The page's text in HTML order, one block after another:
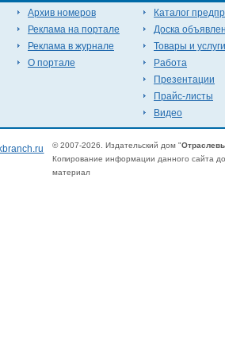
Архив номеров
Реклама на портале
Реклама в журнале
О портале
Каталог
Доска
Товары и услуги
Работа
Презентации
Прайс-листы
Видео
© 2007-2026. Издательский дом "
Копирование информации данного сайта
материал